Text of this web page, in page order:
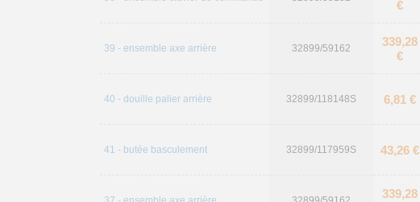
€
39 - ensemble axe arrière 32899/59162
339,28
€
40 - douille palier arrière 32899/118148S 6,81 €
41 - butée basculement 32899/117959S 43,26 €
339,28